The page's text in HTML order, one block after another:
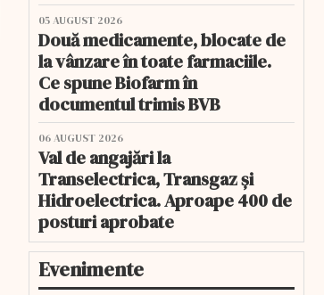
05 AUGUST 2026
Două medicamente, blocate de
la vânzare în toate farmaciile.
Ce spune Biofarm în
documentul trimis BVB
06 AUGUST 2026
Val de angajări la
Transelectrica, Transgaz și
Hidroelectrica. Aproape 400 de
posturi aprobate
Evenimente